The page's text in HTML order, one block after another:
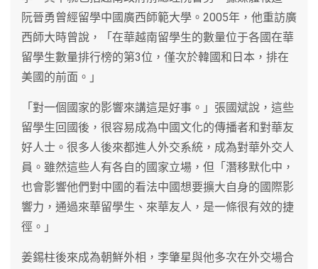
阮晉勇曾經留學中國廣西師範大學。2005年，他重訪廣
西師大時曾說，「在華越南留學生的數量位于各國在華
留學生數量排行榜的第3位，僅次於韓國和日本，排在
美國的前面。」
「對一個國家的影響來講這是好事。」張國斌說，這些
留學生回國後，很容易成為中國文化的傳播者和對華友
好人士。很多人後來都進人外交系統，成為對華外交人
員。雖然這些人有各自的國家立場，但「潛移默化中，
也會影響他們對中國的看法中國想要擴大自身的國際影
響力，通過來華留學生、來華友人，是一條很有效的捷
徑。」
姜錫柱後來成為朝鮮外相，李肇星與他多次在外交場合